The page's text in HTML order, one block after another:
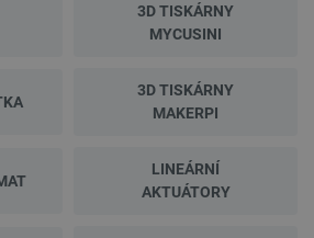
3D TISKÁRNY
MYCUSINI
3D TISKÁRNY
MAKERPI
LINEÁRNÍ
AKTUÁTORY